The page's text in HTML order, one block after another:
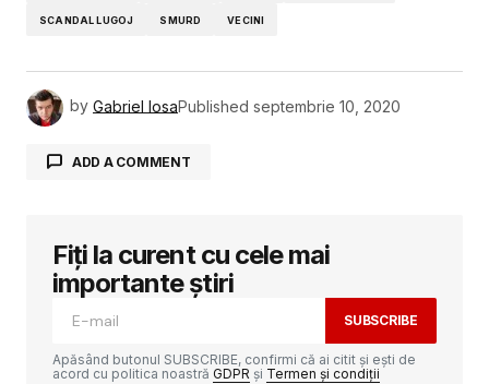
SCANDAL LUGOJ SMURD VECINI
by Gabriel IosaPublished septembrie 10, 2020
ADD A COMMENT
Adresa ta de email nu va fi publicată.
Câmpurile obligatorii sunt marcate cu
Fiți la curent cu cele mai
importante știri
SUBSCRIBE
Apăsând butonul SUBSCRIBE, confirmi că ai citit și ești de
acord cu politica noastră GDPR și Termen și condiții